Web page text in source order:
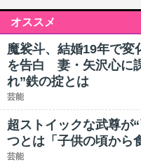
オススメ
魔裟斗、結婚19年で変
を告白 妻・矢沢心に
れ”鉄の掟とは
芸能
超ストイックな武尊が
つとは「子供の頃から
芸能